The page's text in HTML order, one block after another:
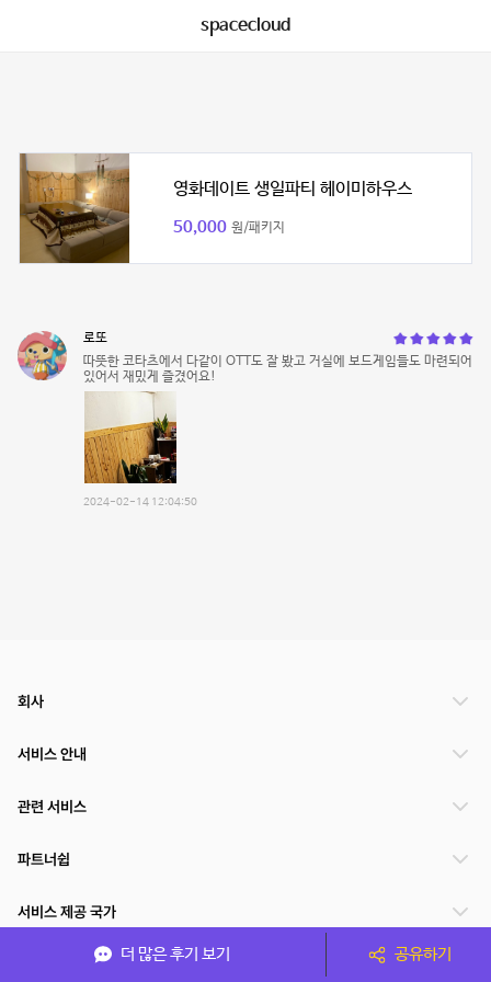
spacecloud
영화데이트 생일파티 헤이미하우스
50,000 원/패키지
로또
따뜻한 코타츠에서 다같이 OTT도 잘 봤고 거실에 보드게임들도 마련되어
있어서 재밌게 즐겼어요!
2024-02-14 12:04:50
더 많은 후기 보기 공유하기
회사
서비스 안내
관련 서비스
파트너쉽
서비스 제공 국가